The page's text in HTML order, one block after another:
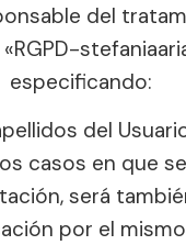
del
especificando:
del
casos en que
será
por el